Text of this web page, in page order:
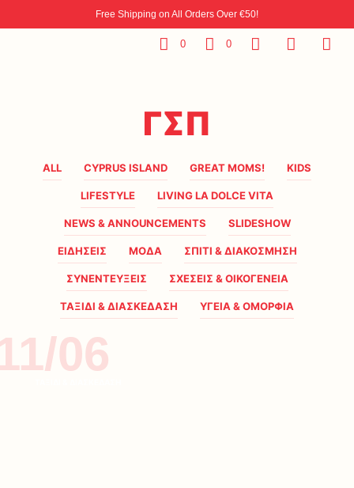
Free Shipping on All Orders Over €50!
0 0
ΓΣΠ
ALL CYPRUS ISLAND GREAT MOMS! KIDS
LIFESTYLE LIVING LA DOLCE VITA
NEWS & ANNOUNCEMENTS SLIDESHOW
ΕΙΔΗΣΕΙΣ ΜΟΔΑ ΣΠΙΤΙ & ΔΙΑΚΟΣΜΗΣΗ
ΣΥΝΕΝΤΕΥΞΕΙΣ ΣΧΕΣΕΙΣ & ΟΙΚΟΓΕΝΕΙΑ
ΤΑΞΙΔΙ & ΔΙΑΣΚΕΔΑΣΗ ΥΓΕΙΑ & ΟΜΟΡΦΙΑ
06